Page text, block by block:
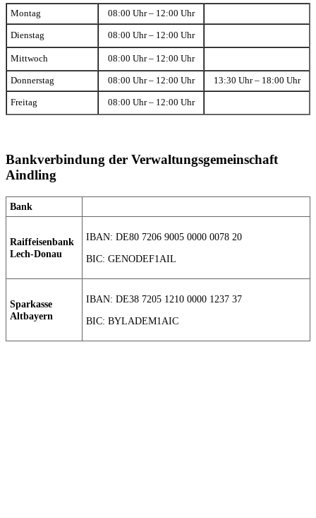
Montag 08:00 Uhr – 12:00 Uhr
Dienstag 08:00 Uhr – 12:00 Uhr
Mittwoch 08:00 Uhr – 12:00 Uhr
Donnerstag 08:00 Uhr – 12:00 Uhr 13:30 Uhr – 18:00 Uhr
Freitag 08:00 Uhr – 12:00 Uhr
Bankverbindung der Verwaltungsgemeinschaft
Aindling
Bank
Raiffeisenbank
Lech-Donau
IBAN: DE80 7206 9005 0000 0078 20
BIC: GENODEF1AIL
Sparkasse
Altbayern
IBAN: DE38 7205 1210 0000 1237 37
BIC: BYLADEM1AIC